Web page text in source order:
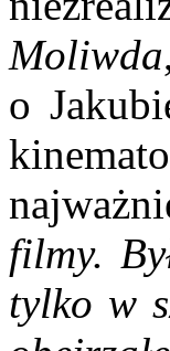
Moliwda
o
filmy.
tylko w